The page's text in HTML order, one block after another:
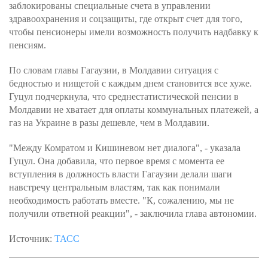
заблокированы специальные счета в управлении
здравоохранения и соцзащиты, где открыт счет для того,
чтобы пенсионеры имели возможность получить надбавку к
пенсиям.
По словам главы Гагаузии, в Молдавии ситуация с
бедностью и нищетой с каждым днем становится все хуже.
Гуцул подчеркнула, что среднестатистической пенсии в
Молдавии не хватает для оплаты коммунальных платежей, а
газ на Украине в разы дешевле, чем в Молдавии.
"Между Комратом и Кишиневом нет диалога", - указала
Гуцул. Она добавила, что первое время с момента ее
вступления в должность власти Гагаузии делали шаги
навстречу центральным властям, так как понимали
необходимость работать вместе. "К, сожалению, мы не
получили ответной реакции", - заключила глава автономии.
Источник: ТАСС